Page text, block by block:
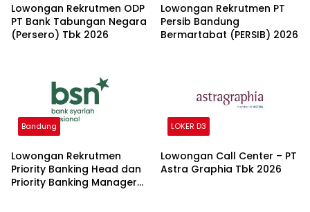
Lowongan Rekrutmen ODP
PT Bank Tabungan Negara
(Persero) Tbk 2026
Lowongan Rekrutmen PT
Persib Bandung
Bermartabat (PERSIB) 2026
Bandung
Lowongan Rekrutmen
Priority Banking Head dan
Priority Banking Manager
LOKER D3
Lowongan Call Center – PT
Astra Graphia Tbk 2026